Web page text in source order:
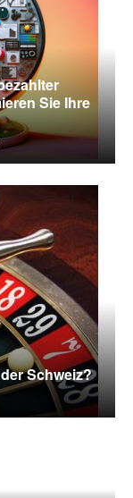
Sie Ihre
Schweiz?
und Tipps